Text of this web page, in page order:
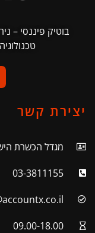
בוטיק פיננסי –
יצירת קשר
מגדל הכשרת הישוב,
03-3811155
09.00-18.00